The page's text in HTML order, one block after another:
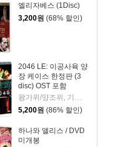
엘리자베스 (1Disc)
3,200원 (68% 할인)
2046 LE: 이공사육 양
장 케이스 한정판 (3
disc) OST 포함
5,200원 (86% 할인)
하나와 앨리스 / DVD
미개봉